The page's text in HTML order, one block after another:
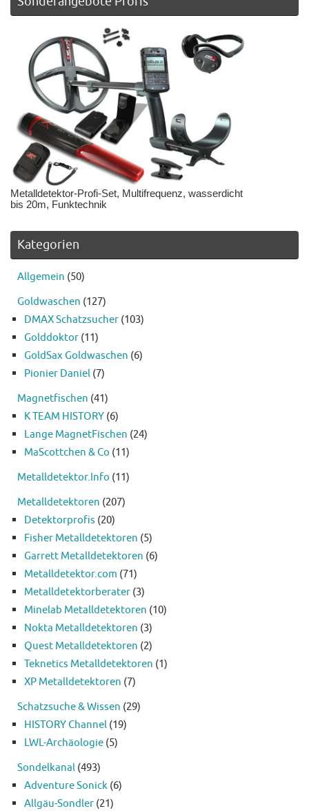
Metalldetektor-Profi-Set, Multifrequenz, wasserdicht
bis 20m, Funktechnik
Kategorien
Allgemein (50)
Goldwaschen (127)
DMAX Schatzsucher (103)
Golddoktor (11)
GoldSax Goldwaschen (6)
Pionier Daniel (7)
Magnetfischen (41)
K TEAM HISTORY (6)
Lange MagnetFischen (24)
MaScottchen & Co (11)
Metalldetektor.Info (11)
Metalldetektoren (207)
Detektorprofis (20)
Fisher Metalldetektoren (5)
Garrett Metalldetektoren (6)
Metalldetektor.com (71)
Metalldetektorberater (3)
Minelab Metalldetektoren (10)
Nokta Metalldetektoren (3)
Quest Metalldetektoren (2)
Teknetics Metalldetektoren (1)
XP Metalldetektoren (7)
Schatzsuche & Wissen (29)
HISTORY Channel (19)
LWL-Archäologie (5)
Sondelkanal (493)
Adventure Sonick (6)
Allgäu-Sondler (21)